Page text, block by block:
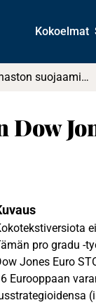
Kokoelmat
Sijoitusrahaston suojaaminen Dow Jones Euro STOXX 50SM -futuurilla
pro gradu -
Jones Euro
Eurooppaan